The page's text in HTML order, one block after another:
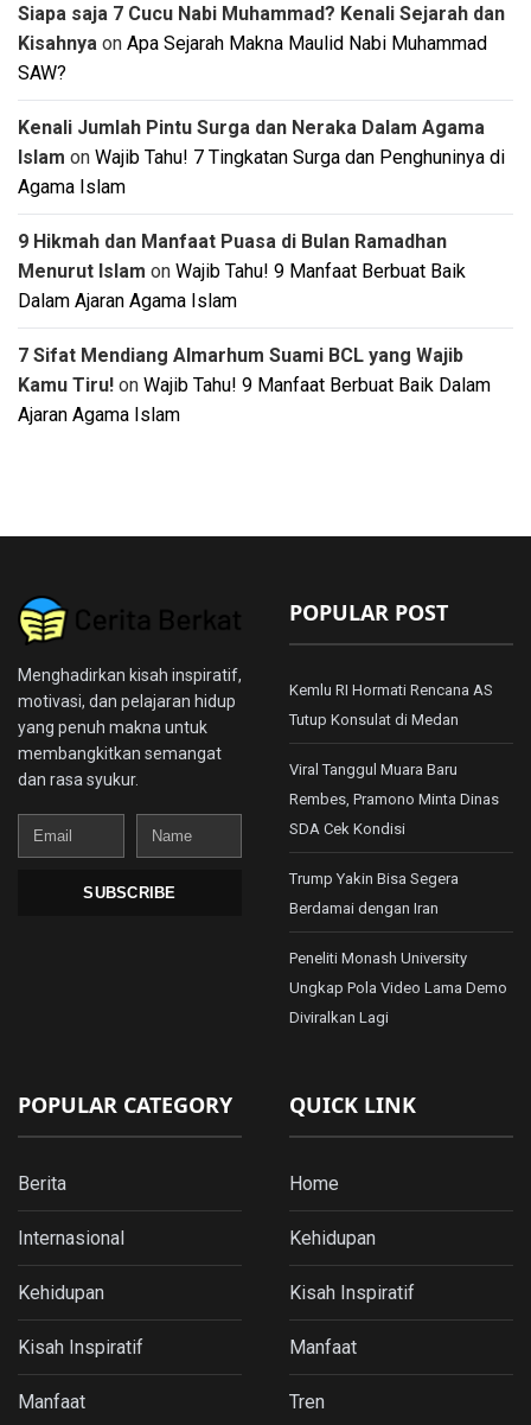
Siapa saja 7 Cucu Nabi Muhammad? Kenali Sejarah dan
Kisahnya on Apa Sejarah Makna Maulid Nabi Muhammad
SAW?
Kenali Jumlah Pintu Surga dan Neraka Dalam Agama
Islam on Wajib Tahu! 7 Tingkatan Surga dan Penghuninya di
Agama Islam
9 Hikmah dan Manfaat Puasa di Bulan Ramadhan
Menurut Islam on Wajib Tahu! 9 Manfaat Berbuat Baik
Dalam Ajaran Agama Islam
7 Sifat Mendiang Almarhum Suami BCL yang Wajib
Kamu Tiru! on Wajib Tahu! 9 Manfaat Berbuat Baik Dalam
Ajaran Agama Islam
Menghadirkan kisah inspiratif,
motivasi, dan pelajaran hidup
yang penuh makna untuk
membangkitkan semangat
dan rasa syukur.
Email
Name
SUBSCRIBE
POPULAR POST
Kemlu RI Hormati Rencana AS
Tutup Konsulat di Medan
Viral Tanggul Muara Baru
Rembes, Pramono Minta Dinas
SDA Cek Kondisi
Trump Yakin Bisa Segera
Berdamai dengan Iran
Peneliti Monash University
Ungkap Pola Video Lama Demo
Diviralkan Lagi
POPULAR CATEGORY
Berita
Internasional
Kehidupan
Kisah Inspiratif
Manfaat
QUICK LINK
Home
Kehidupan
Kisah Inspiratif
Manfaat
Tren